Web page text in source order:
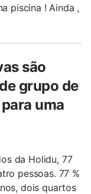
piscina ! Ainda ,
são
grupo de
uma
da Holidu, 77
pessoas. 77 %
dois quartos